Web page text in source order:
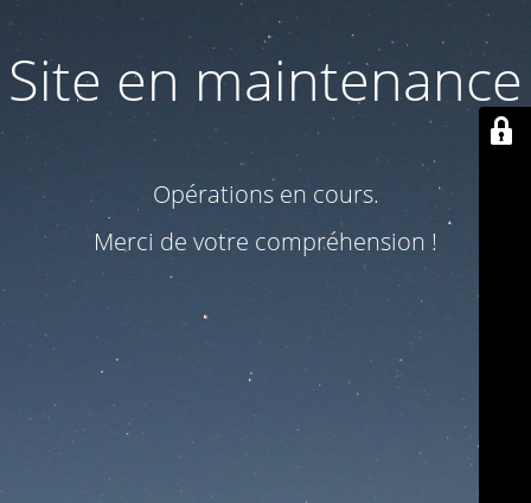
Site en maintenance
Opérations en cours.
Merci de votre compréhension !